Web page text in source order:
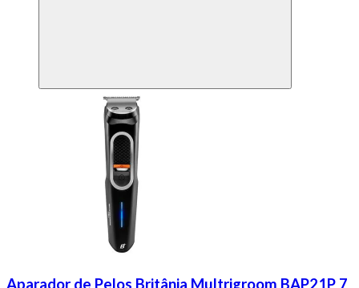
Aparador de Pelos Britânia Multrigroom BAP21P 7